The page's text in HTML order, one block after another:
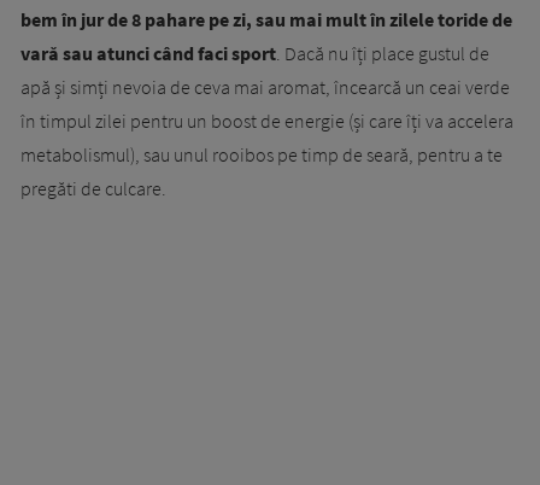
bem în jur de 8 pahare pe zi, sau mai mult în zilele toride de
vară sau atunci când faci sport. Dacă nu îți place gustul de
apă și simți nevoia de ceva mai aromat, încearcă un ceai verde
în timpul zilei pentru un boost de energie (și care îți va accelera
metabolismul), sau unul rooibos pe timp de seară, pentru a te
pregăti de culcare.